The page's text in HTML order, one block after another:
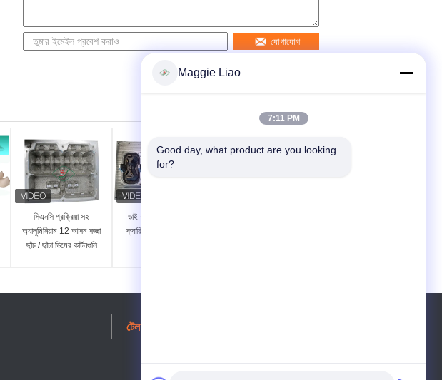
যোগাযোগ
সিএনসি প্রক্রিয়া সহ
অ্যালুমিনিয়াম 12 আসন সজ্জা
ছাঁচ / ছাঁচা ডিমের কার্টনগুলি
ডাই কাস্টিং 2 প্যাকড কাপ
ক্যারিয়ার / কাপ ধারক সজ্জন
টেল:
Maggie Liao
7:11 PM
Good day, what product are you looking
for?